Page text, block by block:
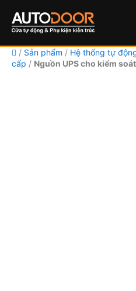
dung
/ Sản phẩm / Hệ thống tự
cấp / Nguồn UPS cho kiểm
soát
ra
E210
số